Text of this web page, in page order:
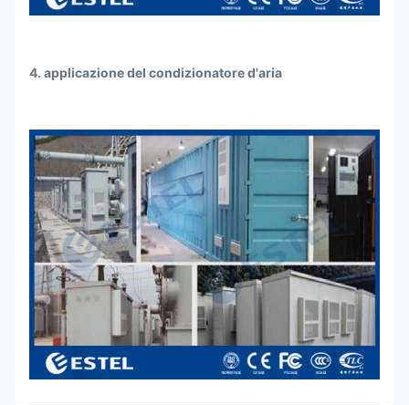
4. applicazione del condizionatore d'aria